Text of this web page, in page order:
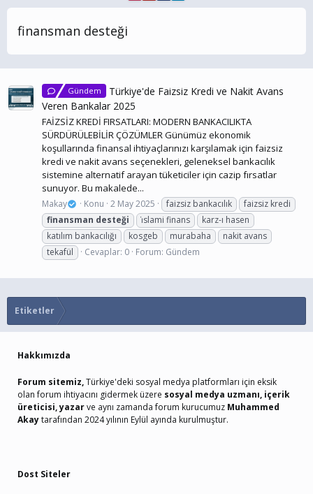
finansman desteği
Gündem
Türkiye'de Faizsiz Kredi ve Nakit Avans
Veren Bankalar 2025
FAİZSİZ KREDİ FIRSATLARI: MODERN BANKACILIKTA
SÜRDÜRÜLEBİLİR ÇÖZÜMLER Günümüz ekonomik
koşullarında finansal ihtiyaçlarınızı karşılamak için faizsiz
kredi ve nakit avans seçenekleri, geleneksel bankacılık
sistemine alternatif arayan tüketiciler için cazip fırsatlar
sunuyor. Bu makalede...
Makay Konu 2 May 2025 faizsiz bankacılık
faizsiz kredi
finansman desteği i̇slami finans
karz-ı hasen
katılım bankacılığı
kosgeb murabaha
nakit avans
tekafül
Cevaplar: 0 Forum: Gündem
Etiketler
Hakkımızda
Forum sitemiz,Türkiye'deki sosyal medya platformları için eksik
olan forum ihtiyacını gidermek üzere sosyal medya uzmanı, içerik
üreticisi, yazarve aynı zamanda forum kurucumuz Muhammed
Akaytarafından 2024 yılının Eylül ayında kurulmuştur.
Dost Siteler